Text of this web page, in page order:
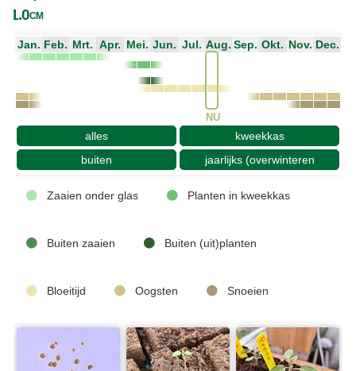
CM
1.0
Jan. Feb. Mrt. Apr. Mei. Jun. Jul. Aug. Sep. Okt. Nov. Dec.
NU
alles
kweekkas
buiten
jaarlijks (overwinteren
Zaaien onder glas Planten in kweekkas
Buiten zaaien Buiten (uit)planten
Bloeitijd Oogsten Snoeien